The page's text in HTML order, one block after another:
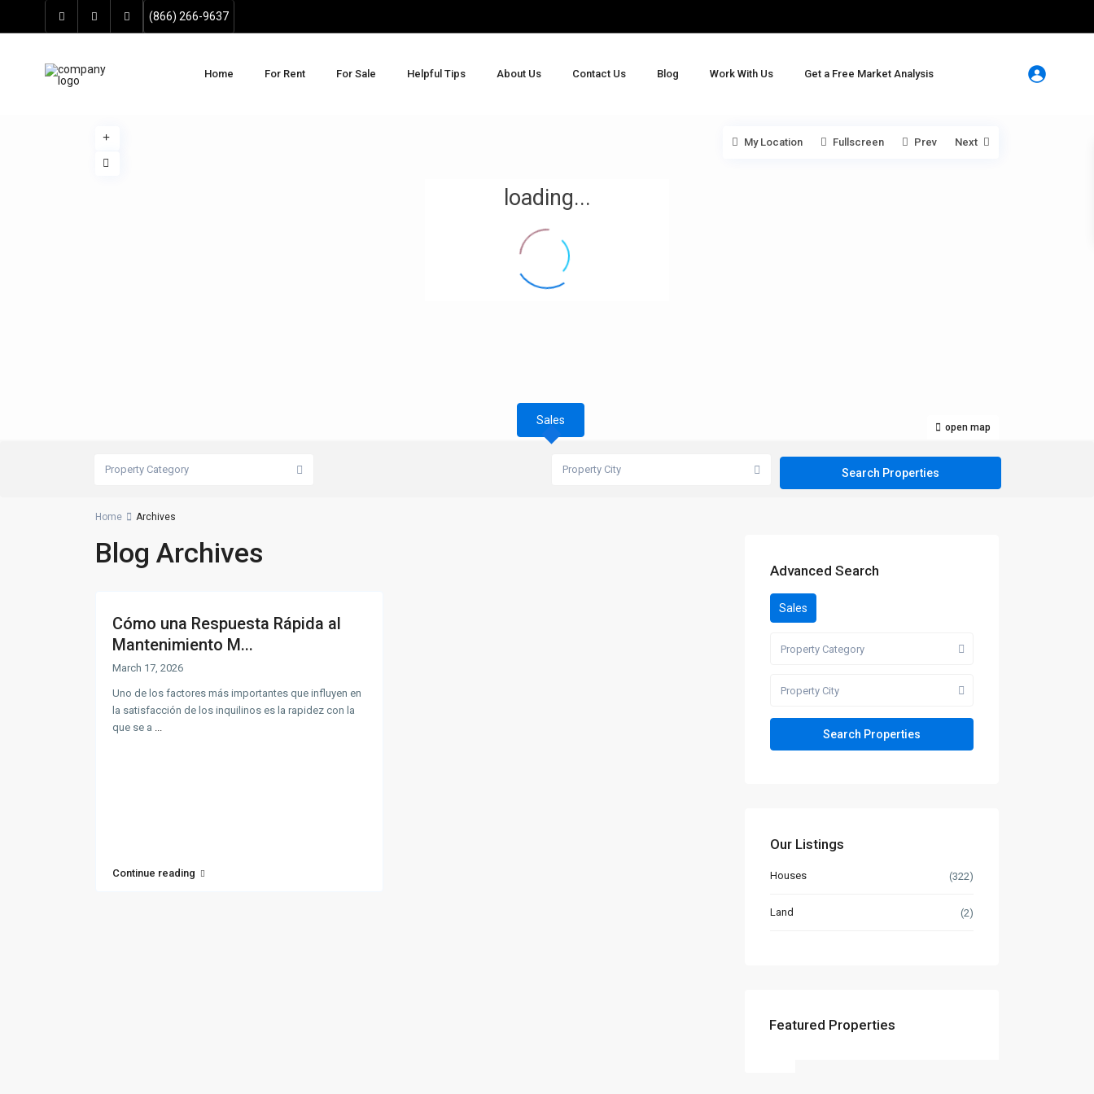
(866) 266-9637
Home For Rent For Sale Helpful Tips About Us Contact Us Blog Work With Us Get a Free Market Analysis
loading...
open map
My Location Fullscreen Prev Next
Sales
Property Category Property City
Home Archives
Blog Archives
Cómo una Respuesta Rápida al
Mantenimiento M...
March 17, 2026
Uno de los factores más importantes que influyen en
la satisfacción de los inquilinos es la rapidez con la
que se a ...
Continue reading
Advanced Search
Sales
Property Category
Property City
Our Listings
Houses (322)
Land (2)
Featured Properties